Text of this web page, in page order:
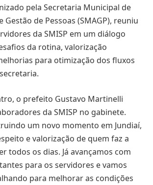
pela Secretaria Municipal de
Gestão de Pessoas (SMAGP), reuniu
da SMISP em um diálogo
da rotina, valorização
para otimização dos fluxos
o prefeito Gustavo Martinelli
da SMISP no gabinete.
um novo momento em Jundiaí,
e valorização de quem faz a
todos os dias. Já avançamos com
para os servidores e vamos
para melhorar as condições